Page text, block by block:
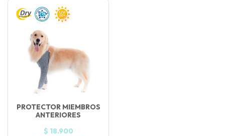
PROTECTOR MIEMBROS
ANTERIORES
$ 18.900